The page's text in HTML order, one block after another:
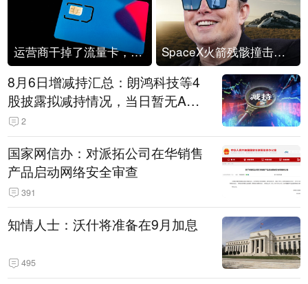
运营商干掉了流量卡，他们真的玩不起了 SpaceX火箭残骸撞击月球
8月6日增减持汇总：朗鸿科技等4
股披露拟减持情况，当日暂无A股
公司披露拟增持情况（表）
2
国家网信办：对派拓公司在华销售
产品启动网络安全审查
391
知情人士：沃什将准备在9月加息
495